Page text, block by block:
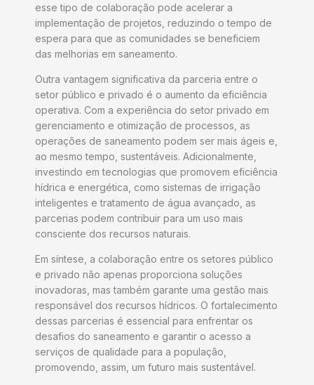
esse tipo de colaboração pode acelerar a
implementação de projetos, reduzindo o tempo de
espera para que as comunidades se beneficiem
das melhorias em saneamento.
Outra vantagem significativa da parceria entre o
setor público e privado é o aumento da eficiência
operativa. Com a experiência do setor privado em
gerenciamento e otimização de processos, as
operações de saneamento podem ser mais ágeis e,
ao mesmo tempo, sustentáveis. Adicionalmente,
investindo em tecnologias que promovem eficiência
hídrica e energética, como sistemas de irrigação
inteligentes e tratamento de água avançado, as
parcerias podem contribuir para um uso mais
consciente dos recursos naturais.
Em síntese, a colaboração entre os setores público
e privado não apenas proporciona soluções
inovadoras, mas também garante uma gestão mais
responsável dos recursos hídricos. O fortalecimento
dessas parcerias é essencial para enfrentar os
desafios do saneamento e garantir o acesso a
serviços de qualidade para a população,
promovendo, assim, um futuro mais sustentável.